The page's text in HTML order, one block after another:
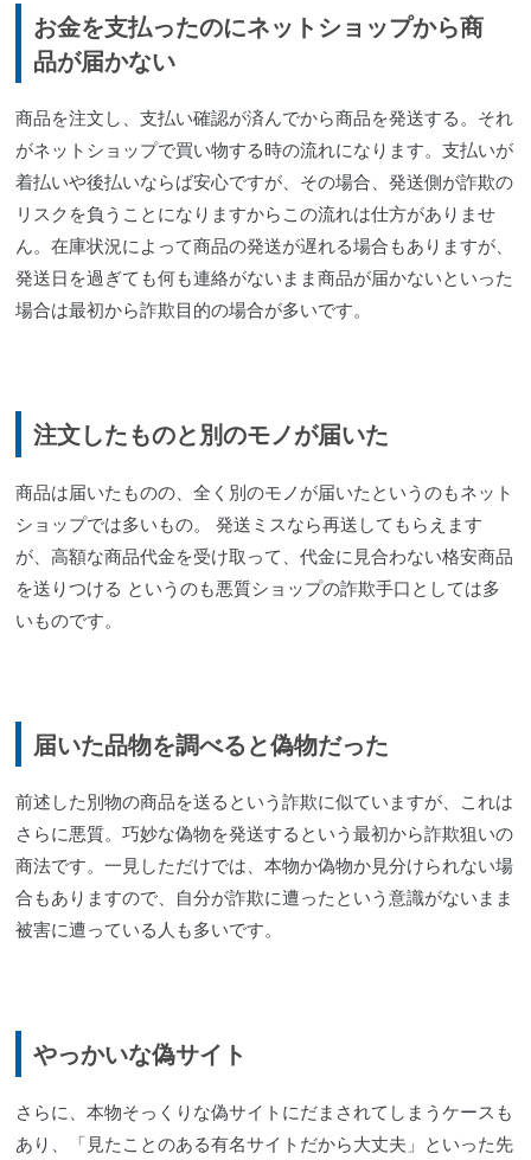
お金を支払ったのにネットショップから商
品が届かない
商品を注文し、支払い確認が済んでから商品を発送する。それ
がネットショップで買い物する時の流れになります。支払いが
着払いや後払いならば安心ですが、その場合、発送側が詐欺の
リスクを負うことになりますからこの流れは仕方がありませ
ん。在庫状況によって商品の発送が遅れる場合もありますが、
発送日を過ぎても何も連絡がないまま商品が届かないといった
場合は最初から詐欺目的の場合が多いです。
注文したものと別のモノが届いた
商品は届いたものの、全く別のモノが届いたというのもネット
ショップでは多いもの。 発送ミスなら再送してもらえます
が、高額な商品代金を受け取って、代金に見合わない格安商品
を送りつける というのも悪質ショップの詐欺手口としては多
いものです。
届いた品物を調べると偽物だった
前述した別物の商品を送るという詐欺に似ていますが、これは
さらに悪質。巧妙な偽物を発送するという最初から詐欺狙いの
商法です。一見しただけでは、本物か偽物か見分けられない場
合もありますので、自分が詐欺に遭ったという意識がないまま
被害に遭っている人も多いです。
やっかいな偽サイト
さらに、本物そっくりな偽サイトにだまされてしまうケースも
あり、「見たことのある有名サイトだから大丈夫」といった先